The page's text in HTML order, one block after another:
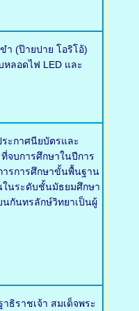
(ป๊ายปาย โอริโอ้)
ลอดไฟ LED และ
ะกาศนียบัตรและ
จบการศึกษาในปีการ
รการศึกษาขั้นพื้นฐาน
ในระดับชั้นมัธยมศึกษา
กันทรลักษ์วิทยาเป็นผู้
ธิราชเจ้า สมเด็จพระ